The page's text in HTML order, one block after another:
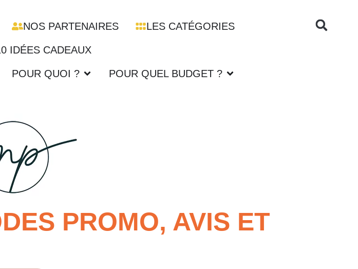
NOS PARTENAIRES LES CATÉGORIES
IDÉES CADEAUX
POUR QUOI ? POUR QUEL BUDGET ?
PROMO, AVIS ET